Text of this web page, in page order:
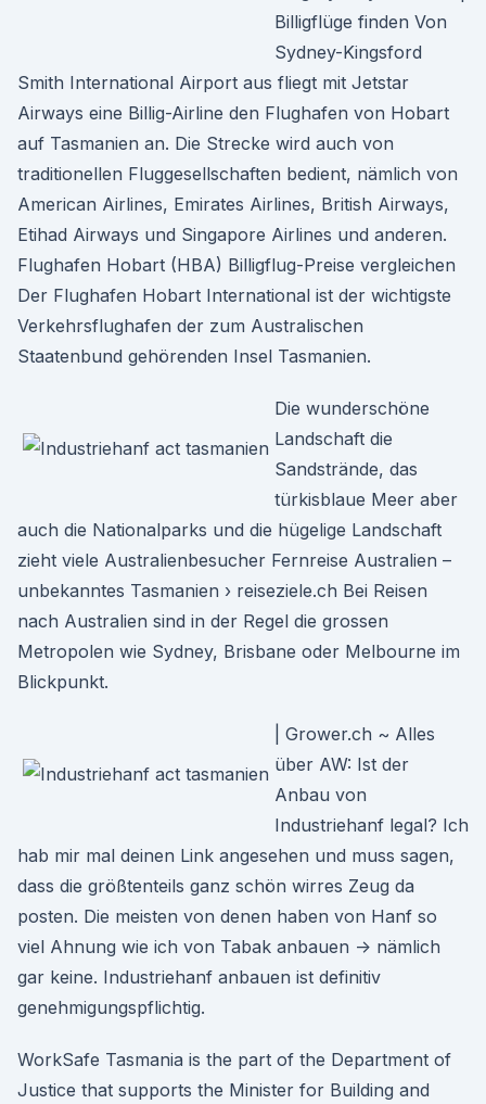
Billigflüge finden Von
Sydney-Kingsford
Smith International Airport aus fliegt mit Jetstar
Airways eine Billig-Airline den Flughafen von Hobart
auf Tasmanien an. Die Strecke wird auch von
traditionellen Fluggesellschaften bedient, nämlich von
American Airlines, Emirates Airlines, British Airways,
Etihad Airways und Singapore Airlines und anderen.
Flughafen Hobart (HBA) Billigflug-Preise vergleichen
Der Flughafen Hobart International ist der wichtigste
Verkehrsflughafen der zum Australischen
Staatenbund gehörenden Insel Tasmanien.
Die wunderschöne
Landschaft die
Sandstrände, das
türkisblaue Meer aber
auch die Nationalparks und die hügelige Landschaft
zieht viele Australienbesucher Fernreise Australien –
unbekanntes Tasmanien › reiseziele.ch Bei Reisen
nach Australien sind in der Regel die grossen
Metropolen wie Sydney, Brisbane oder Melbourne im
Blickpunkt.
| Grower.ch ~ Alles
über AW: Ist der
Anbau von
Industriehanf legal? Ich
hab mir mal deinen Link angesehen und muss sagen,
dass die größtenteils ganz schön wirres Zeug da
posten. Die meisten von denen haben von Hanf so
viel Ahnung wie ich von Tabak anbauen -> nämlich
gar keine. Industriehanf anbauen ist definitiv
genehmigungspflichtig.
WorkSafe Tasmania is the part of the Department of
Justice that supports the Minister for Building and